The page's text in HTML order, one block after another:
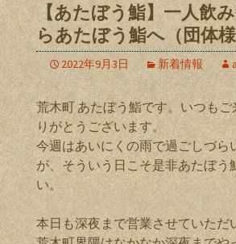
【あたぼう鮨】一人飲
らあたぼう鮨へ（団体
2022年9月3日 新着情報
荒木町 あたぼう鮨です。いつも
りがとうございます。
今週はあいにくの雨で過ごしづら
が、そういう日こそ是非あたぼう
い。
本日も深夜まで営業させていただ